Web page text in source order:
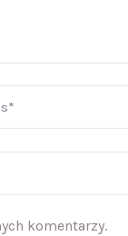
komentarzy.